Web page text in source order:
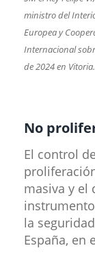
ministro del
Europea y
Internacional
de 2024 en Vitoria.
No
El control
masiva y el
la
España, en